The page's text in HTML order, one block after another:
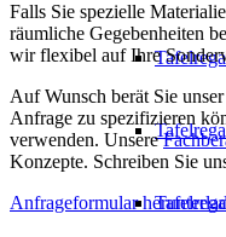
Falls Sie spezielle
räumliche Gegebenheiten
wir flexibel auf Ihre
Auf Wunsch berät Sie unser
Anfrage zu spezifizieren
verwenden. Unsere
Konzepte. Schreiben Sie
Anfrageformular